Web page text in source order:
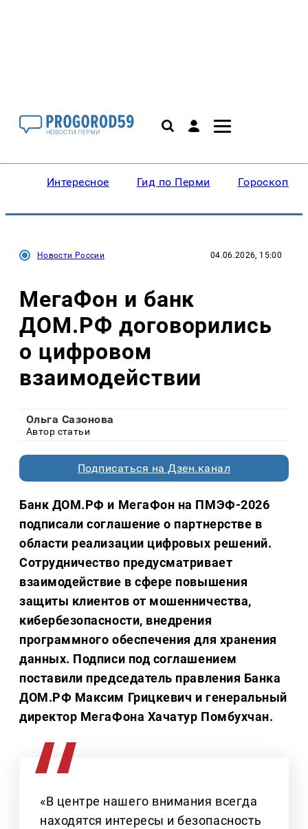
Интересное Гид по Перми Гороскопы
Новости России 04.06.2026, 15:00
МегаФон и банк
ДОМ.РФ договорились
о цифровом
взаимодействии
Ольга Сазонова
Автор статьи
Подписаться на Дзен.канал
Банк ДОМ.РФ и МегаФон на ПМЭФ-2026
подписали соглашение о партнерстве в
области реализации цифровых решений.
Сотрудничество предусматривает
взаимодействие в сфере повышения
защиты клиентов от мошенничества,
кибербезопасности, внедрения
программного обеспечения для хранения
данных. Подписи под соглашением
поставили председатель правления Банка
ДОМ.РФ Максим Грицкевич и генеральный
директор МегаФона Хачатур Помбухчан.
«В центре нашего внимания всегда
находятся интересы и безопасность